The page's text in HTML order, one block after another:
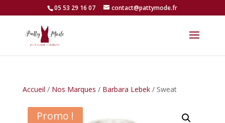
05 53 29 16 07 contact@pattymode.fr
Accueil / Nos Marques / Barbara Lebek/ Sweat
Promo !